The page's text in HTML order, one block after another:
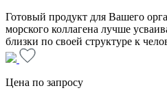
Готовый продукт для Вашего
морского коллагена лучше
близки по своей структуре к
Цена по запросу